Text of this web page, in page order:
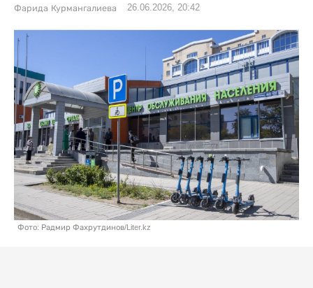
Фарида Курмангалиева 26.06.2026, 20:42
Фото: Радмир Фахрутдинов/Liter.kz